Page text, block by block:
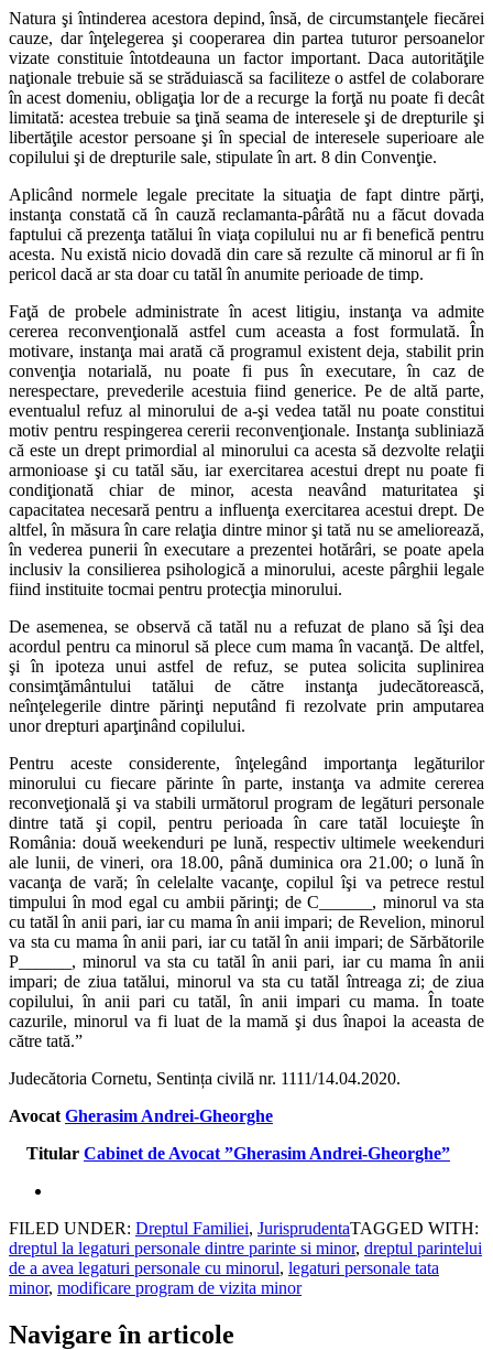
Natura şi întinderea acestora depind, însă, de circumstanţele fiecărei
cauze, dar înţelegerea şi cooperarea din partea tuturor persoanelor
vizate constituie întotdeauna un factor important. Daca autorităţile
naţionale trebuie să se străduiască sa faciliteze o astfel de colaborare
în acest domeniu, obligaţia lor de a recurge la forţă nu poate fi decât
limitată: acestea trebuie sa ţină seama de interesele şi de drepturile şi
libertăţile acestor persoane şi în special de interesele superioare ale
copilului şi de drepturile sale, stipulate în art. 8 din Convenţie.
Aplicând normele legale precitate la situaţia de fapt dintre părţi,
instanţa constată că în cauză reclamanta-pârâtă nu a făcut dovada
faptului că prezenţa tatălui în viaţa copilului nu ar fi benefică pentru
acesta. Nu există nicio dovadă din care să rezulte că minorul ar fi în
pericol dacă ar sta doar cu tatăl în anumite perioade de timp.
Faţă de probele administrate în acest litigiu, instanţa va admite
cererea reconvenţională astfel cum aceasta a fost formulată. În
motivare, instanţa mai arată că programul existent deja, stabilit prin
convenţia notarială, nu poate fi pus în executare, în caz de
nerespectare, prevederile acestuia fiind generice. Pe de altă parte,
eventualul refuz al minorului de a-şi vedea tatăl nu poate constitui
motiv pentru respingerea cererii reconvenţionale. Instanţa subliniază
că este un drept primordial al minorului ca acesta să dezvolte relaţii
armonioase şi cu tatăl său, iar exercitarea acestui drept nu poate fi
condiţionată chiar de minor, acesta neavând maturitatea şi
capacitatea necesară pentru a influenţa exercitarea acestui drept. De
altfel, în măsura în care relaţia dintre minor şi tată nu se ameliorează,
în vederea punerii în executare a prezentei hotărâri, se poate apela
inclusiv la consilierea psihologică a minorului, aceste pârghii legale
fiind instituite tocmai pentru protecţia minorului.
De asemenea, se observă că tatăl nu a refuzat de plano să îşi dea
acordul pentru ca minorul să plece cum mama în vacanţă. De altfel,
şi în ipoteza unui astfel de refuz, se putea solicita suplinirea
consimţământului tatălui de către instanţa judecătorească,
neînţelegerile dintre părinţi neputând fi rezolvate prin amputarea
unor drepturi aparţinând copilului.
Pentru aceste considerente, înţelegând importanţa legăturilor
minorului cu fiecare părinte în parte, instanţa va admite cererea
reconveţională şi va stabili următorul program de legături personale
dintre tată şi copil, pentru perioada în care tatăl locuieşte în
România: două weekenduri pe lună, respectiv ultimele weekenduri
ale lunii, de vineri, ora 18.00, până duminica ora 21.00; o lună în
vacanţa de vară; în celelalte vacanţe, copilul îşi va petrece restul
timpului în mod egal cu ambii părinţi; de C______, minorul va sta
cu tatăl în anii pari, iar cu mama în anii impari; de Revelion, minorul
va sta cu mama în anii pari, iar cu tatăl în anii impari; de Sărbătorile
P______, minorul va sta cu tatăl în anii pari, iar cu mama în anii
impari; de ziua tatălui, minorul va sta cu tatăl întreaga zi; de ziua
copilului, în anii pari cu tatăl, în anii impari cu mama. În toate
cazurile, minorul va fi luat de la mamă şi dus înapoi la aceasta de
către tată.”
Judecătoria Cornetu, Sentința civilă nr. 1111/14.04.2020.
Avocat Gherasim Andrei-Gheorghe
Titular Cabinet de Avocat ”Gherasim Andrei-Gheorghe”
FILED UNDER: Dreptul Familiei, JurisprudentaTAGGED WITH:
dreptul la legaturi personale dintre parinte si minor, dreptul parintelui
de a avea legaturi personale cu minorul, legaturi personale tata
minor, modificare program de vizita minor
Navigare în articole